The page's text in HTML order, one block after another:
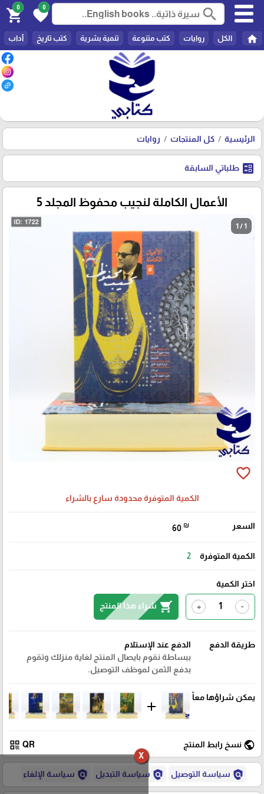
search
0
favorite
0
shopping_cart
home الكل روايات كتب متنوعة تنمية بشرية كتب تاريخ آداب
الرئيسية كل المنتجات روايات
ballot طلباتي السابقة
X
الأعمال الكاملة لنجيب محفوظ المجلد 5
1 / 1
favorite_border
الكمية المتوفرة محدودة سارع بالشراء
السعر 60 ₪
الكمية المتوفرة 2
اختر الكمية
-
+
shopping_cart شراء هذا المنتج
طريقة الدفع
الدفع عند الإستلام
ببساطة نقوم بايصال المنتج لغاية منزلك وتقوم
بدفع الثمن لموظف التوصيل.
يمكن شراؤها معاً
add
public نسخ رابط المنتج QR
qr_code
policy سياسة التوصيل policy سياسة التبديل policy سياسة الإلغاء